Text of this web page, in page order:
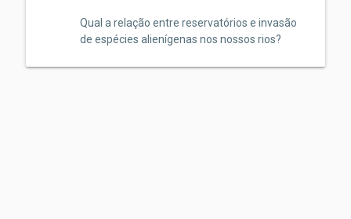
Qual a relação entre reservatórios e invasão
de espécies alienígenas nos nossos rios?